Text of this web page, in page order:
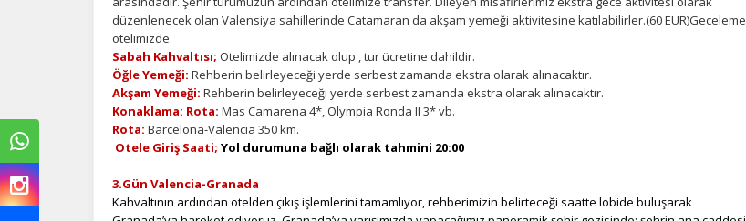
düzenlenecek olan Valensiya sahillerinde Catamaran da akşam yemeği aktivitesine katılabilirler.(60 EUR)Geceleme
otelimizde.
Sabah Kahvaltısı; Otelimizde alınacak olup , tur ücretine dahildir.
Öğle Yemeği: Rehberin belirleyeceği yerde serbest zamanda ekstra olarak alınacaktır.
Akşam Yemeği: Rehberin belirleyeceği yerde serbest zamanda ekstra olarak alınacaktır.
Konaklama: Rota: Mas Camarena 4*, Olympia Ronda II 3* vb.
Rota: Barcelona-Valencia 350 km.
Otele Giriş Saati; Yol durumuna bağlı olarak tahmini 20:00
3.Gün Valencia-Granada
Kahvaltının ardından otelden çıkış işlemlerini tamamlıyor, rehberimizin belirteceği saatte lobide buluşarak